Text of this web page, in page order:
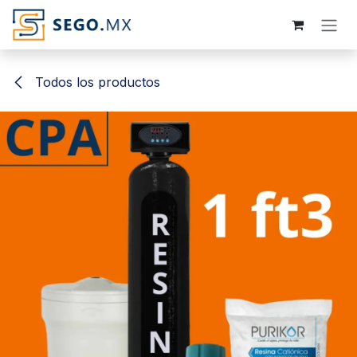
Ir al contenido
Todos los productos